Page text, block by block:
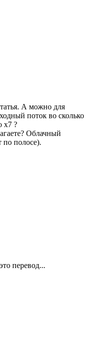
А можно для
поток во сколько
x7 ?
Облачный
по полосе).
перевод...